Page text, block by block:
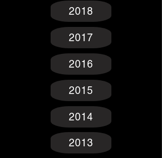
2018
2017
2016
2015
2014
2013